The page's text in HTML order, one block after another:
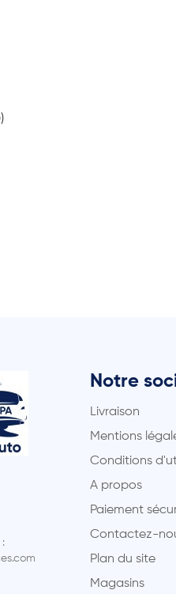
:
Notre
Livraison
Mentions
Conditions
A propos
Paiement
Contactez-
Plan du site
Magasins